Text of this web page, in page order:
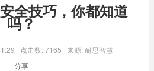
全技巧，你都知道
吗？
点击数: 7165 来源: 耐思智慧
分享